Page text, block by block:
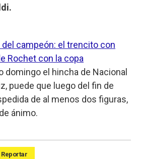
campeón: el trencito con
Rochet con la copa
domingo el hincha de Nacional
puede que luego del fin de
de al menos dos figuras,
ánimo.
Reportar